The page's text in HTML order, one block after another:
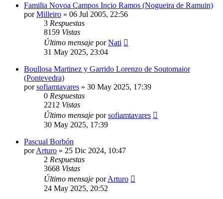
Familia Novoa Campos Incio Ramos (Nogueira de Ramuin)
porMilleiro » 06 Jul 2005, 22:56
3 Respuestas
8159 Vistas
Último mensaje porNati
31 May 2025, 23:04
Boullosa Martinez y Garrido Lorenzo de Soutomaior
(Pontevedra)
porsofiamtavares » 30 May 2025, 17:39
0 Respuestas
2212 Vistas
Último mensaje porsofiamtavares
30 May 2025, 17:39
Pascual Borbón
porArturo » 25 Dic 2024, 10:47
2 Respuestas
3668 Vistas
Último mensaje porArturo
24 May 2025, 20:52